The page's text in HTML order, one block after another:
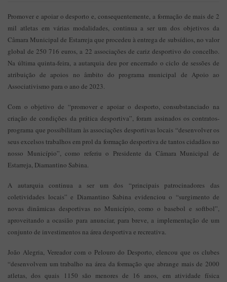
Promover e apoiar o desporto e, consequentemente, a formação de mais de 2
mil atletas em várias modalidades, continua a ser um dos objetivos da
Câmara Municipal de Estarreja que procedeu à entrega de subsídios, no valor
global de 250 716 euros, a 22 associações de cariz desportivo do concelho.
Na última quinta-feira, a autarquia deu por encerrado o ciclo de sessões de
atribuição de apoios no âmbito do programa municipal de Apoio ao
Associativismo para o ano de 2023.
Com o objetivo de “promover e apoiar o desporto, consubstanciado na
criação de condições da prática desportiva”, foram assinados os contratos-
programa que possibilitam às associações desportivas locais “desenvolver os
seus excelsos trabalhos em prol da formação desportiva de tantos cidadãos no
nosso Município”, como referiu o Presidente da Câmara Municipal de
Estarreja, Diamantino Sabina.
A autarquia continua a ser um dos “principais patrocinadores das
coletividades locais” e Diamantino Sabina evidenciou o “surgimento de
novas dinâmicas desportivas no Município, como o basebol e softbol”,
aproveitando a ocasião para anunciar, para breve, a implementação de um
conjunto de investimentos na área desportiva e recreativa.
João Alegria, Vereador com o Pelouro do Desporto, elencou que os clubes
“desenvolvem um trabalho na área da formação que abrange mais de 2000
atletas, dos quais 1150 são menores de 16 anos, em atividade física